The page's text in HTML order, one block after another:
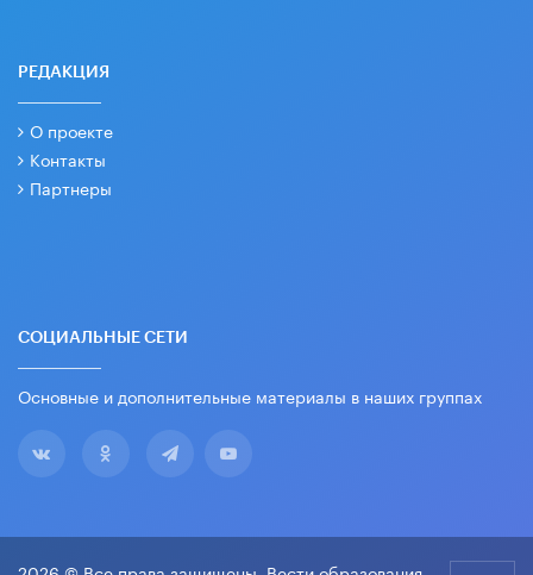
РЕДАКЦИЯ
О проекте
Контакты
Партнеры
СОЦИАЛЬНЫЕ СЕТИ
Основные и дополнительные материалы в наших группах